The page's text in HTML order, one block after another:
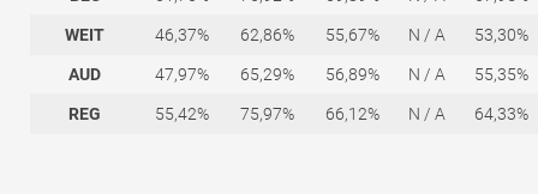
WEIT 46,37% 62,86% 55,67% N / A 53,30%
AUD 47,97% 65,29% 56,89% N / A 55,35%
REG 55,42% 75,97% 66,12% N / A 64,33%